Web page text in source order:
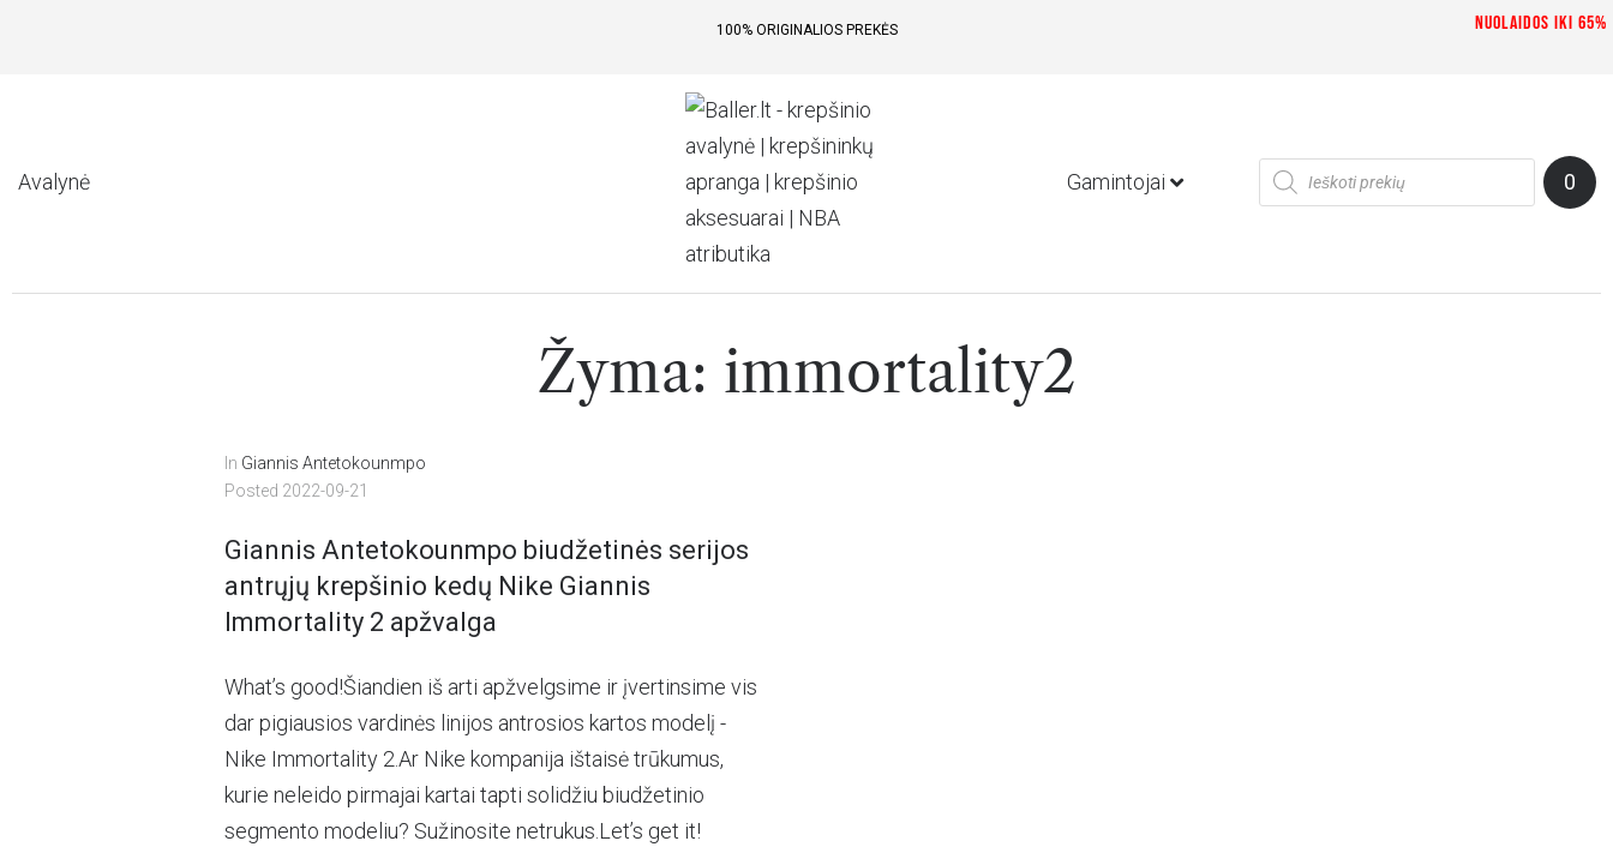
100% ORIGINALIOS PREKĖS NEMOKAMAS
Nuolaidos iki 65%
Avalynė Gamintojai 0
Žyma: immortality2
In Giannis Antetokounmpo
Posted 2022-09-21
Giannis Antetokounmpo biudžetinės serijos
antrųjų krepšinio kedų Nike Giannis
Immortality 2 apžvalga
What’s good!Šiandien iš arti apžvelgsime ir įvertinsime vis
dar pigiausios vardinės linijos antrosios kartos modelį -
Nike Immortality 2.Ar Nike kompanija ištaisė trūkumus,
kurie neleido pirmajai kartai tapti solidžiu biudžetinio
segmento modeliu? Sužinosite netrukus.Let’s get it!